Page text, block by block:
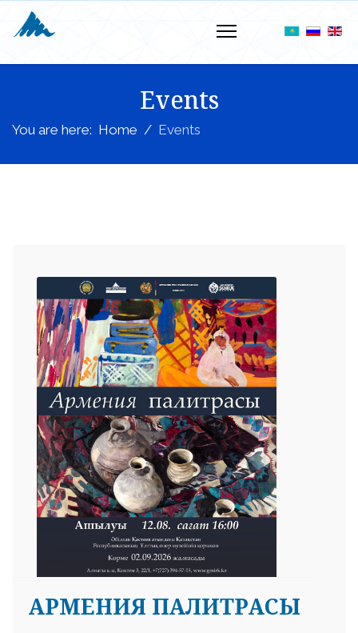
Events
You are here: Home Events
АРМЕНИЯ ПАЛИТРАСЫ